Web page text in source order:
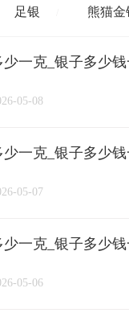
足银 熊猫金
长城币 / 老
亚一金店
少一克_银子多少
05-08
少一克_银子多少
05-07
少一克_银子多少
05-06